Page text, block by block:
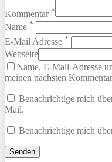
Kommentar *
Name *
E-Mail Adresse *
Webseite
Name, E-Mail-Adresse
meinen nächsten
Benachrichtige mich
Mail.
Benachrichtige mich